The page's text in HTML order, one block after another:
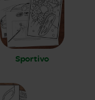
Sportivo